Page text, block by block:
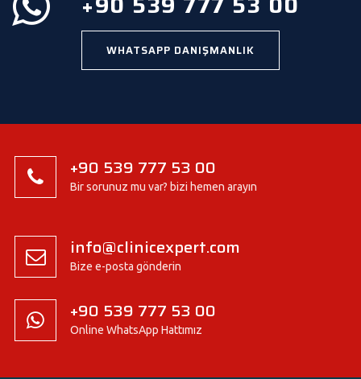
WHATSAPP DANIŞMANLIK
+90 539 777 53 00
Bir sorunuz mu var? bizi hemen arayın
info@clinicexpert.com
Bize e-posta gönderin
+90 539 777 53 00
Online WhatsApp Hattımız